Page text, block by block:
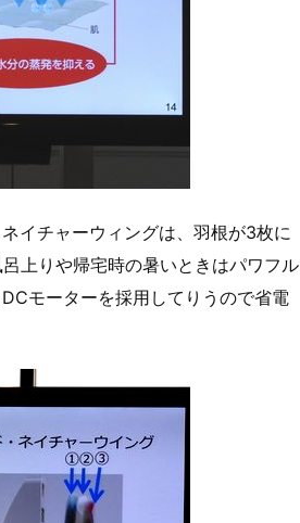
イチャーウィングは、羽根が3枚に
上りや帰宅時の暑いときはパワフル
モーターを採用してりうので省電